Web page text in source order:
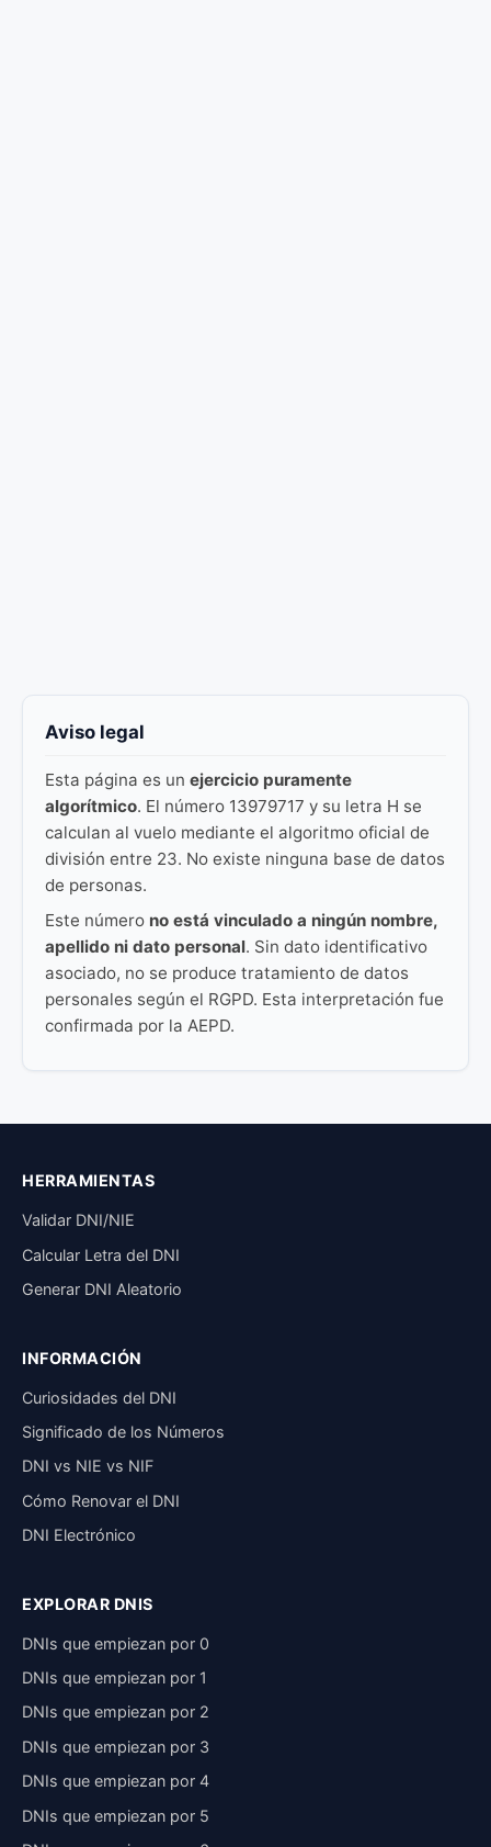
Aviso legal
Esta página es un ejercicio puramente
algorítmico. El número 13979717 y su letra H se
calculan al vuelo mediante el algoritmo oficial de
división entre 23. No existe ninguna base de datos
de personas.
Este número no está vinculado a ningún nombre,
apellido ni dato personal. Sin dato identificativo
asociado, no se produce tratamiento de datos
personales según el RGPD. Esta interpretación fue
confirmada por la AEPD.
HERRAMIENTAS
Validar DNI/NIE
Calcular Letra del DNI
Generar DNI Aleatorio
INFORMACIÓN
Curiosidades del DNI
Significado de los Números
DNI vs NIE vs NIF
Cómo Renovar el DNI
DNI Electrónico
EXPLORAR DNIS
DNIs que empiezan por 0
DNIs que empiezan por 1
DNIs que empiezan por 2
DNIs que empiezan por 3
DNIs que empiezan por 4
DNIs que empiezan por 5